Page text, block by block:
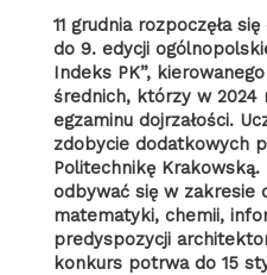
11 grudnia rozpoczęła
do 9. edycji
Indeks PK”,
średnich, którzy w 2024
egzaminu dojrzałości.
zdobycie dodatkowych
Politechnikę Krakowską.
odbywać się w zakresie
matematyki, chemii,
predyspozycji
konkurs potrwa do 15